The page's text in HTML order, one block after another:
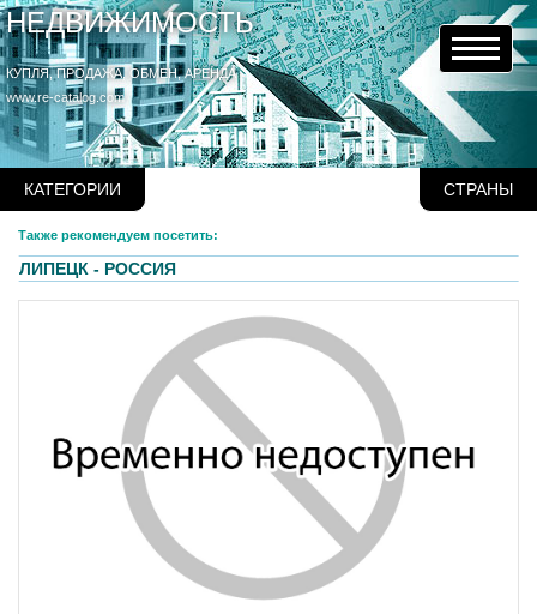
НЕДВИЖИМОСТЬ
КУПЛЯ, ПРОДАЖА, ОБМЕН, АРЕНДА
www.re-catalog.com
КАТЕГОРИИ СТРАНЫ
Также рекомендуем посетить:
ЛИПЕЦК - РОССИЯ